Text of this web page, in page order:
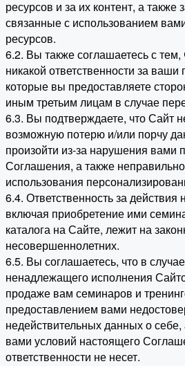
ресурсов и за их контент, а
связанные с использованием
ресурсов.
6.2. Вы также соглашаетесь с тем,
никакой ответственности за
которые вы предоставляете
иным третьим лицам в случае
6.3. Вы подтверждаете, что Сайт
возможную потерю и/или порчу
произойти из-за нарушения вами
Соглашения, а также
использования
6.4. Ответственность за
включая приобретение ими
каталога на Сайте, лежит на
несовершеннолетних.
6.5. Вы соглашаетесь, что в
ненадлежащего исполнения
продаже вам семинаров и
предоставлением вами
недействительных данных о
вами условий настоящего
ответственности не несет.